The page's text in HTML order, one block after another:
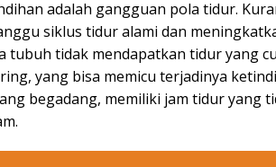
adalah gangguan pola tidur.
siklus tidur alami dan
tubuh tidak mendapatkan tidur yang
yang bisa memicu terjadinya
begadang, memiliki jam tidur yang